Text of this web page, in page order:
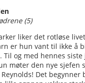
(5)
liker det rotløse
er hun vant til ikke å
Til og med hennes
møter den nye sjefen
Det begynner